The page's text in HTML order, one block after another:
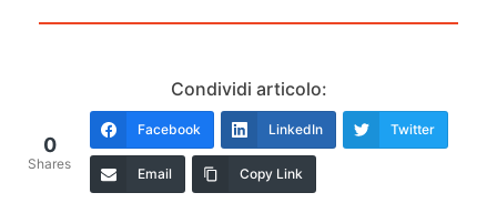
Condividi articolo:
0
Shares
Facebook LinkedIn Twitter
Email Copy Link